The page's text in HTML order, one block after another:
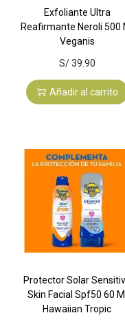
Exfoliante Ultra
Reafirmante Neroli 500
Veganis
S/39.90
Añadir al carrito
Protector Solar
Skin Facial Spf50 60 Ml
Hawaiian Tropic